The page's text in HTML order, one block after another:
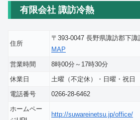
有限会社 諏訪冷熱
住所
〒393-0047 長野県諏訪郡下
MAP
営業時間
8時00分～17時30分
休業日
土曜（不定休）・日曜・祝日
電話番号
0266-28-6462
ホームペー
http://suwareinetsu.jp/office/